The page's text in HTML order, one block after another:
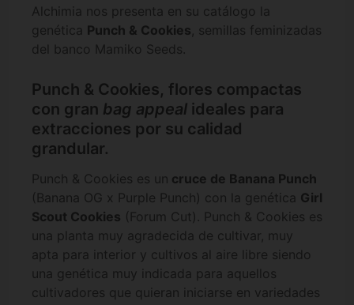
Alchimia nos presenta en su catálogo la
genética Punch & Cookies, semillas feminizadas
del banco Mamiko Seeds.
Punch & Cookies, flores compactas
con gran bag appeal ideales para
extracciones por su calidad
grandular.
Punch & Cookies es un cruce de Banana Punch
(Banana OG x Purple Punch) con la genética Girl
Scout Cookies (Forum Cut). Punch & Cookies es
una planta muy agradecida de cultivar, muy
apta para interior y cultivos al aire libre siendo
una genética muy indicada para aquellos
cultivadores que quieran iniciarse en variedades